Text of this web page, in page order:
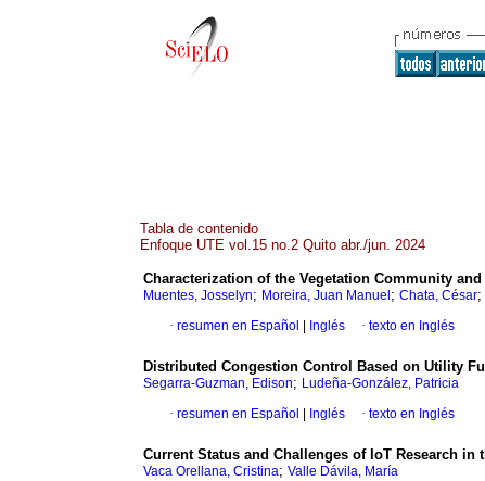
Tabla de contenido
Enfoque UTE vol.15 no.2 Quito abr./jun. 2024
Characterization of the Vegetation Community
Muentes, Josselyn; Moreira, Juan Manuel ; Chata, César;
· resumen en Español Inglés · texto en Inglés
Distributed Congestion Control Based on Utility
Segarra-Guzman, Edison; Ludeña-González, Patricia
· resumen en Español Inglés · texto en Inglés
Current Status and Challenges of IoT Research
Vaca Orellana, Cristina; Valle Dávila, María